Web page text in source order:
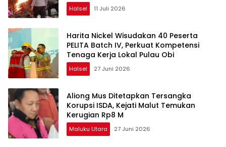
Halsel 11 Juli 2026
Harita Nickel Wisudakan 40 Peserta
PELITA Batch IV, Perkuat Kompetensi
Tenaga Kerja Lokal Pulau Obi
Halsel 27 Juni 2026
Aliong Mus Ditetapkan Tersangka
Korupsi ISDA, Kejati Malut Temukan
Kerugian Rp8 M
Maluku Utara 27 Juni 2026